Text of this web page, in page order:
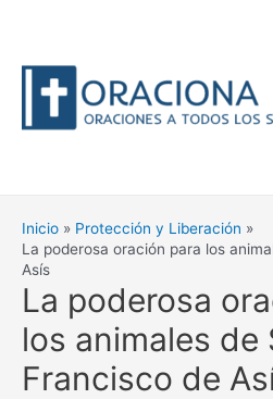
Inicio
Protección y Liberación
La poderosa oración para los
Asís
La poderosa
los animales de
Francisco de